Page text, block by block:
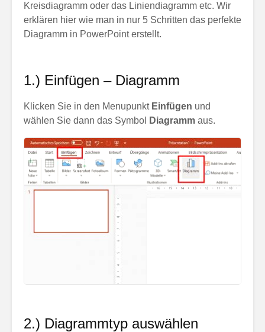
Kreisdiagramm oder das Liniendiagramm etc. Wir
erklären hier wie man in nur 5 Schritten das perfekte
Diagramm in PowerPoint erstellt.
1.) Einfügen – Diagramm
Klicken Sie in den Menupunkt Einfügen und
wählen Sie dann das Symbol
Diagramm aus.
2.) Diagrammtyp auswählen